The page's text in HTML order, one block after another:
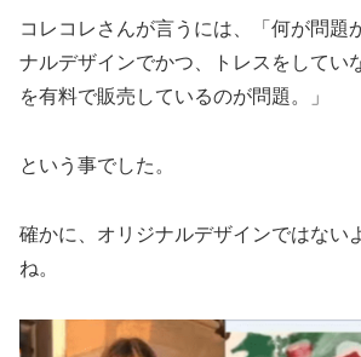
コレコレさんが言うには、「何が問題
ナルデザインでかつ、トレスをしてい
を有料で販売しているのが問題。」
という事でした。
確かに、オリジナルデザインではない
ね。